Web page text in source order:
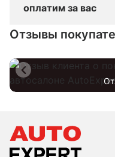
оплатим за вас
Отзывы